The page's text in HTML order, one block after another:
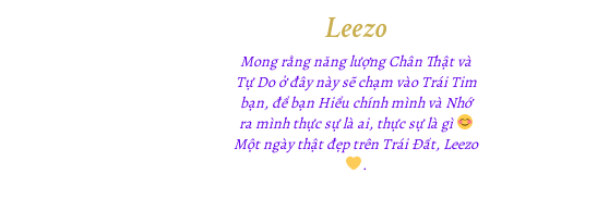
Leezo
Mong rằng năng lượng Chân Thật và
Tự Do ở đây này sẽ chạm vào Trái Tim
bạn, để bạn Hiểu chính mình và Nhớ
ra mình thực sự là ai, thực sự là gì
Một ngày thật đẹp trên Trái Đất, Leezo
.